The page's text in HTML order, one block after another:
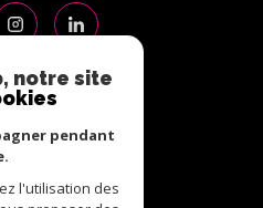
notre site
pendant
l'utilisation des